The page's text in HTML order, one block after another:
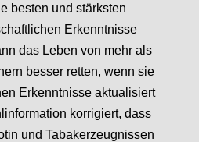
besten und stärksten
Erkenntnisse
das Leben von mehr als
besser retten, wenn sie
Erkenntnisse aktualisiert
korrigiert, dass
und Tabakerzeugnissen